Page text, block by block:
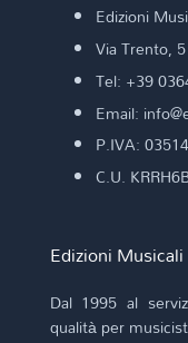
Edizioni
Via Trento,
Tel: +39
Email:
P.IVA:
C.U.
Edizioni
Dal 1995 al
qualità per